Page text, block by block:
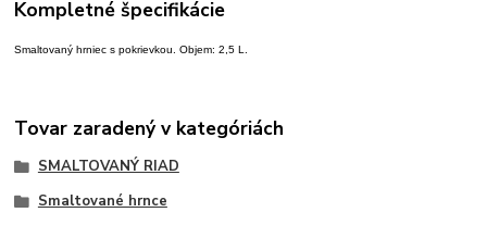
Kompletné špecifikácie
Smaltovaný hrniec s pokrievkou. Objem: 2,5 L.
Tovar zaradený v kategóriách
SMALTOVANÝ RIAD
Smaltované hrnce